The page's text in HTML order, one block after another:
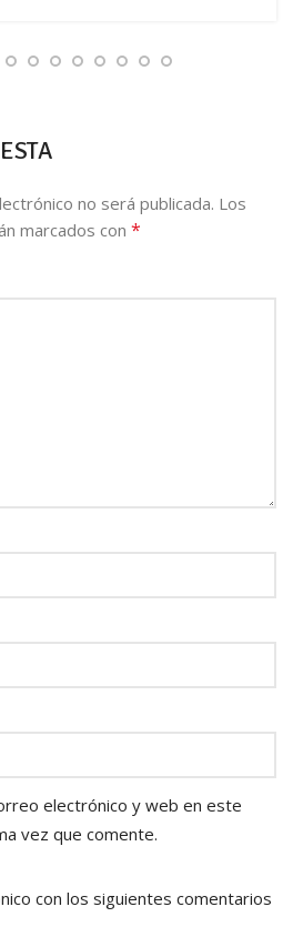
no será publicada. Los
marcados con *
electrónico y web en este
vez que comente.
con los siguientes comentarios